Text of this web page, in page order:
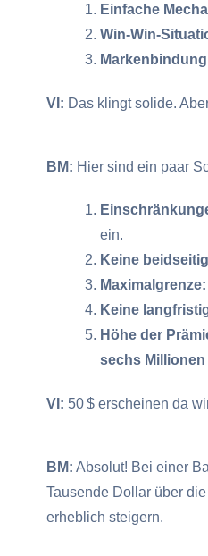
Einfache
Win-Win-
VI: Das klingt solide.
BM: Hier sind ein paar
ein.
Keine
Maximalgrenze:
Keine
Höhe der
sechs
VI: 50 $ erscheinen da
BM: Absolut! Bei einer
Tausende Dollar über
erheblich steigern.